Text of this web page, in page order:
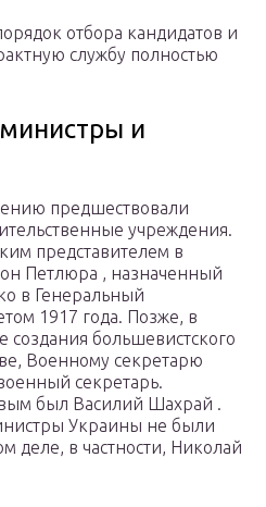
отбора кандидатов и
службу полностью
и
предшествовали
учреждения.
представителем в
Петлюра , назначенный
в Генеральный
1917 года. Позже, в
создания большевистского
Военному секретарю
секретарь.
был Василий Шахрай .
Украины не были
деле, в частности, Николай